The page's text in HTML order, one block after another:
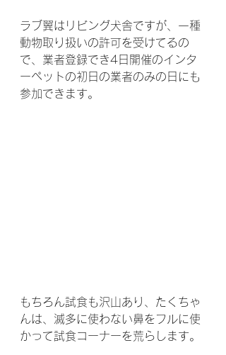
ラブ翼はリビング犬舎ですが、一種
動物取り扱いの許可を受けてるの
で、業者登録でき4日開催のインタ
ーペットの初日の業者のみの日にも
参加できます。
もちろん試食も沢山あり、たくちゃ
んは、滅多に使わない鼻をフルに使
かって試食コーナーを荒らします。